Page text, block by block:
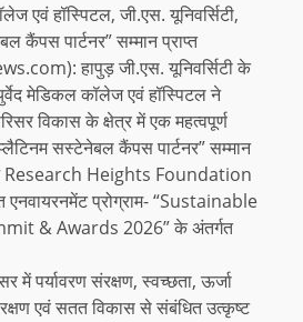
एवं हॉस्पिटल, जी.एस. यूनिवर्सिटी,
कैंपस पार्टनर” सम्मान प्राप्त
हापुड़ जी.एस. यूनिवर्सिटी के
मेडिकल कॉलेज एवं हॉस्पिटल ने
विकास के क्षेत्र में एक महत्वपूर्ण
सस्टेनेबल कैंपस पार्टनर” सम्मान
Research Heights Foundation
एनवायरनमेंट प्रोग्राम- “Sustainable
& Awards 2026” के अंतर्गत
में पर्यावरण संरक्षण, स्वच्छता, ऊर्जा
एवं सतत विकास से संबंधित उत्कृष्ट